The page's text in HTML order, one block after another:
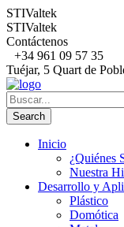
STIValtek
STIValtek
Contáctenos
+34 961 09 57 35
Tuéjar, 5 Quart de
Inicio
¿Quiénes
Nuestra
Desarrollo y
Plástico
Domótica